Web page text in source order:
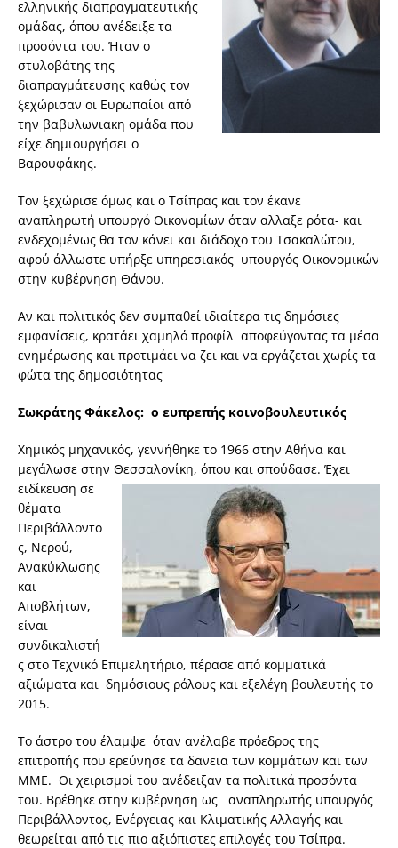
ελληνικής διαπραγματευτικής
ομάδας, όπου ανέδειξε τα
προσόντα του. Ήταν ο
στυλοβάτης της
διαπραγμάτευσης καθώς τον
ξεχώρισαν οι Ευρωπαίοι από
την βαβυλωνιακη ομάδα που
είχε δημιουργήσει ο
Βαρουφάκης.
Τον ξεχώρισε όμως και ο Τσίπρας και τον έκανε
αναπληρωτή υπουργό Οικονομίων όταν αλλαξε ρότα- και
ενδεχομένως θα τον κάνει και διάδοχο του Τσακαλώτου,
αφού άλλωστε υπήρξε υπηρεσιακός υπουργός Οικονομικών
στην κυβέρνηση Θάνου.
Αν και πολιτικός δεν συμπαθεί ιδιαίτερα τις δημόσιες
εμφανίσεις, κρατάει χαμηλό προφίλ αποφεύγοντας τα μέσα
ενημέρωσης και προτιμάει να ζει και να εργάζεται χωρίς τα
φώτα της δημοσιότητας
Σωκράτης Φάκελος: ο ευπρεπής κοινοβουλευτικός
Χημικός μηχανικός, γεννήθηκε το 1966 στην Αθήνα και
μεγάλωσε στην Θεσσαλονίκη, όπου και σπούδασε. Έχει
ειδίκευση σε
θέματα
Περιβάλλοντο
ς, Νερού,
Ανακύκλωσης
και
Αποβλήτων,
είναι
συνδικαλιστή
ς στο Τεχνικό Επιμελητήριο, πέρασε από κομματικά
αξιώματα και δημόσιους ρόλους και εξελέγη βουλευτής το
2015.
Το άστρο του έλαμψε όταν ανέλαβε πρόεδρος της
επιτροπής που ερεύνησε τα δανεια των κομμάτων και των
ΜΜΕ. Οι χειρισμοί του ανέδειξαν τα πολιτικά προσόντα
του. Βρέθηκε στην κυβέρνηση ως αναπληρωτής υπουργός
Περιβάλλοντος, Ενέργειας και Κλιματικής Αλλαγής και
θεωρείται από τις πιο αξιόπιστες επιλογές του Τσίπρα.